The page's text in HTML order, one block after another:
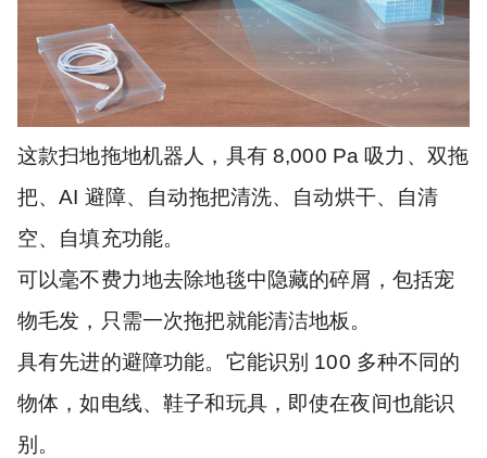
这款扫地拖地机器人，具有 8,000 Pa 吸力、双拖
把、AI 避障、自动拖把清洗、自动烘干、自清
空、自填充功能。
可以毫不费力地去除地毯中隐藏的碎屑，包括宠
物毛发，只需一次拖把就能清洁地板。
具有先进的避障功能。它能识别 100 多种不同的
物体，如电线、鞋子和玩具，即使在夜间也能识
别。